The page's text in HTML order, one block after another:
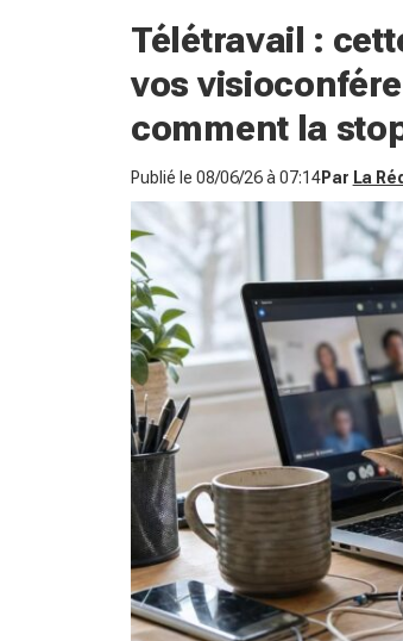
Télétravail :
vos
comment la
Publié le 08/06/26 à 07:14Par La